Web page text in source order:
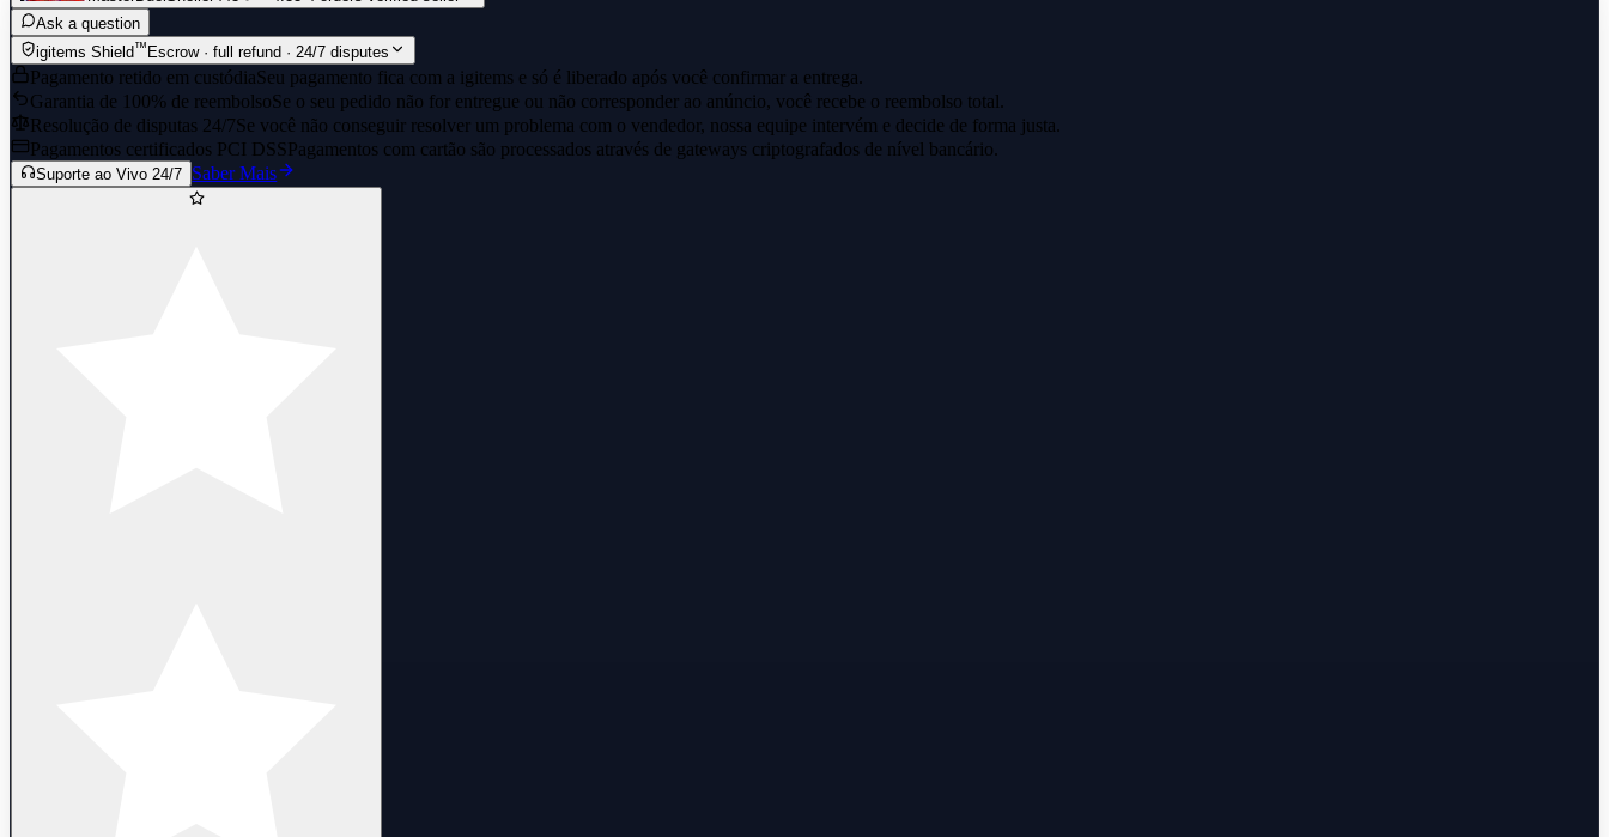
Ask a question
igitems Shield™Escrow · full refund · 24/7 disputes
Pagamento retido em custódiaSeu pagamento fica com a igitems e só é liberado após você confirmar a entrega.
Garantia de 100% de reembolsoSe o seu pedido não for entregue ou não corresponder ao anúncio, você recebe o reembolso total.
Resolução de disputas 24/7Se você não conseguir resolver um problema com o vendedor, nossa equipe intervém e decide de forma justa.
Pagamentos certificados PCI DSSPagamentos com cartão são processados através de gateways criptografados de nível bancário.
Suporte ao Vivo 24/7 Saber Mais